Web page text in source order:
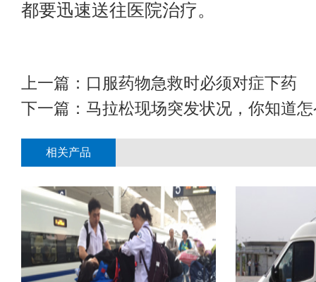
都要迅速送往医院治疗。
上一篇： 口服药物急救时必须对症下药
下一篇： 马拉松现场突发状况，你知道
相关产品